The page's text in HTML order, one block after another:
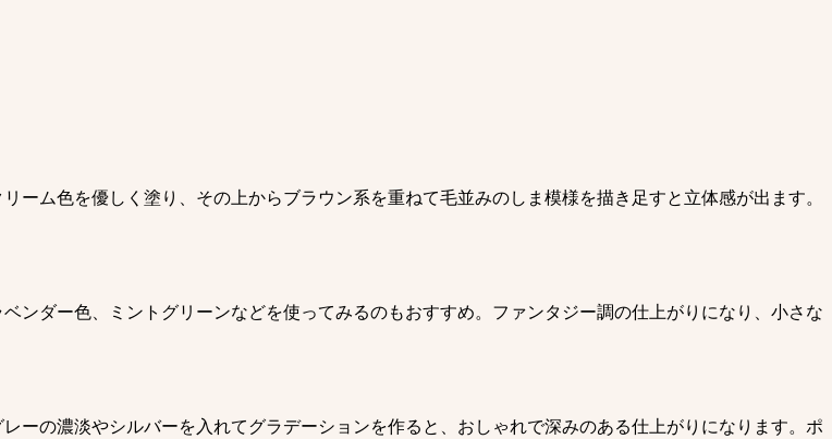
ム色を優しく塗り、その上からブラウン系を重ねて毛並みのしま模様を描き足すと立体感が出ます。
ンダー色、ミントグリーンなどを使ってみるのもおすすめ。ファンタジー調の仕上がりになり、小さな
ーの濃淡やシルバーを入れてグラデーションを作ると、おしゃれで深みのある仕上がりになります。ポ